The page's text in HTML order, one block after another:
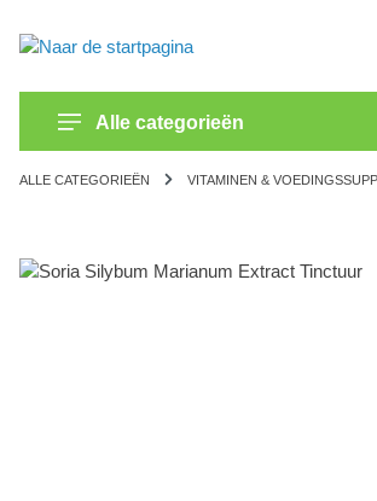
Alle categorieën
ALLE CATEGORIEËN VITAMINEN &
Afbeeldingengalerij overslaan